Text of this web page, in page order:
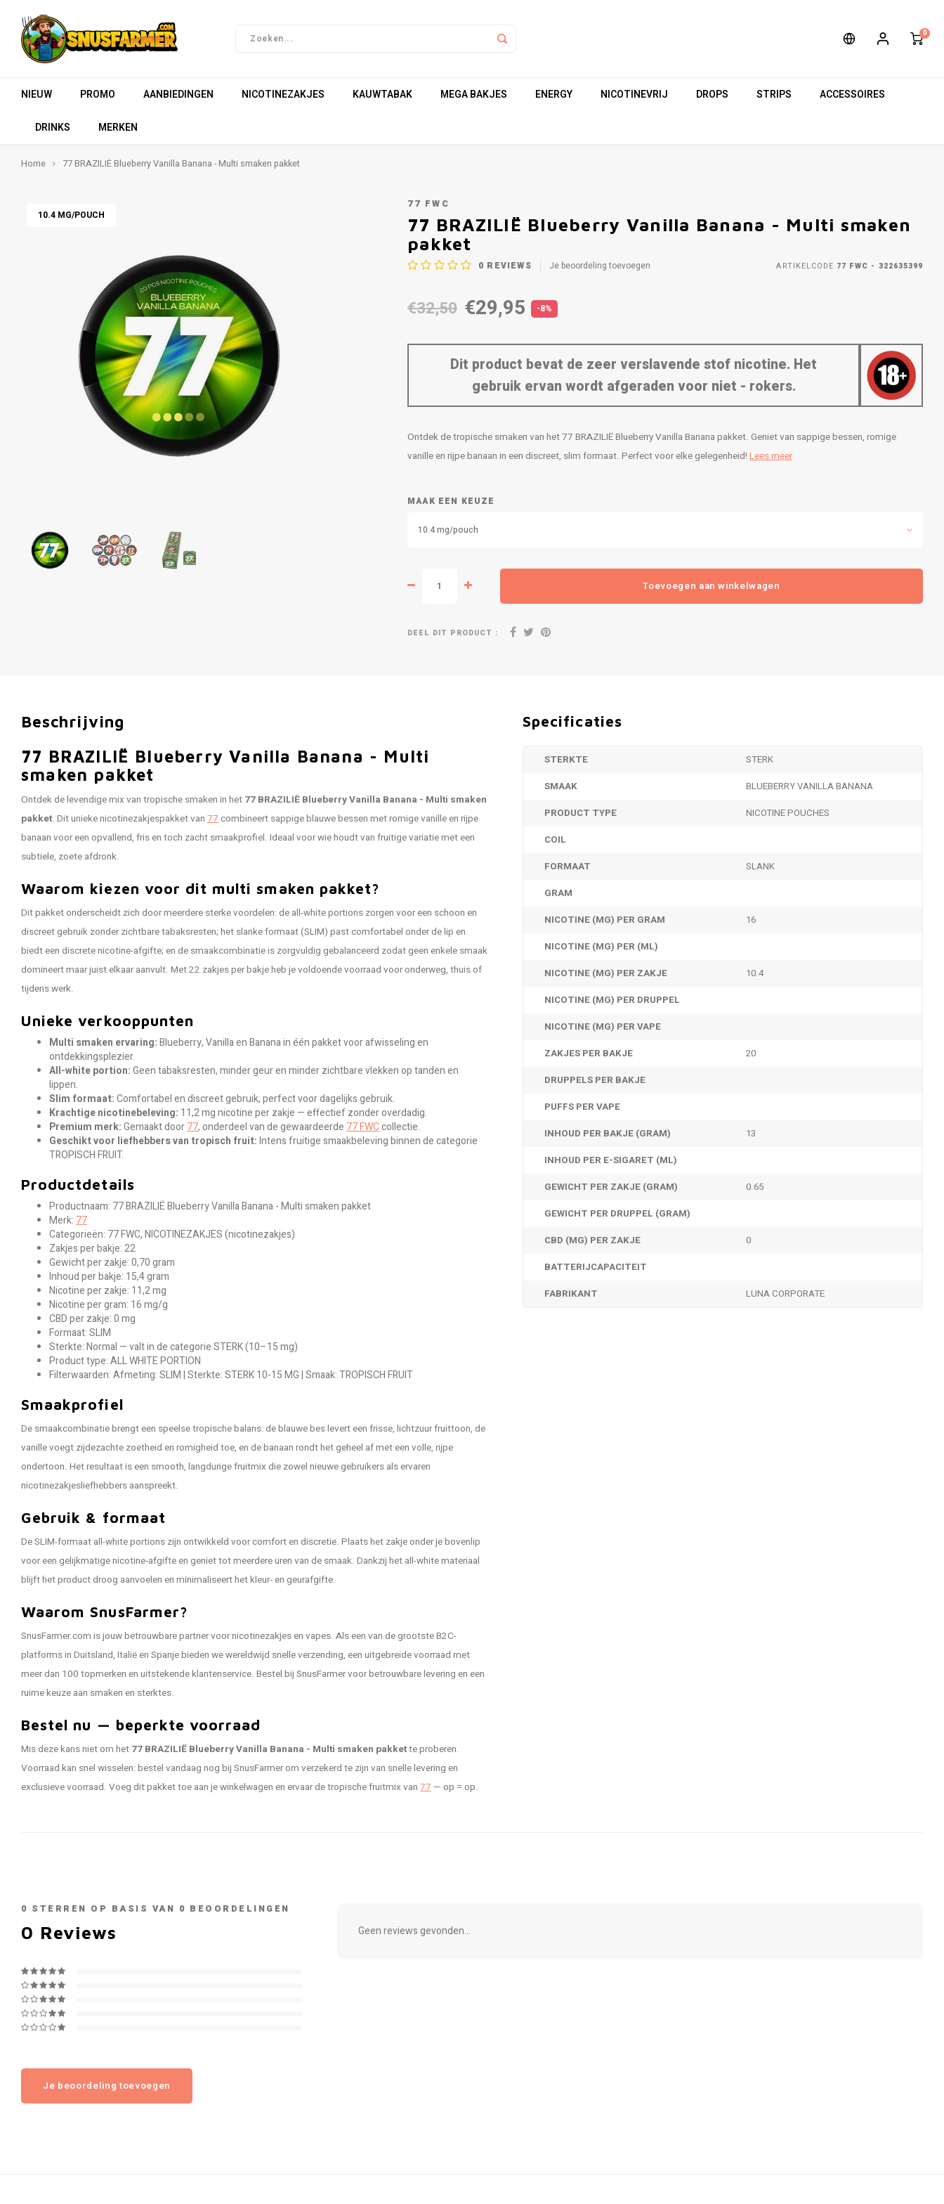
0
NIEUW PROMO AANBIEDINGEN NICOTINEZAKJES KAUWTABAK MEGA BAKJES ENERGY NICOTINEVRIJ DROPS STRIPS ACCESSOIRES
DRINKS MERKEN
Home 77 BRAZILIË Blueberry Vanilla Banana - Multi smaken pakket
10.4 MG/POUCH
77 FWC
77 BRAZILIË Blueberry Vanilla Banana - Multi smaken
pakket
0 REVIEWS Je beoordeling toevoegen ARTIKELCODE 77 FWC - 322635399
€32,50 €29,95 -8%
Dit product bevat de zeer verslavende stof nicotine. Het
gebruik ervan wordt afgeraden voor niet - rokers.
Ontdek de tropische smaken van het 77 BRAZILIË Blueberry Vanilla Banana pakket. Geniet van sappige bessen, romige
vanille en rijpe banaan in een discreet, slim formaat. Perfect voor elke gelegenheid!Lees meer
MAAK EEN KEUZE
10.4 mg/pouch
Toevoegen aan winkelwagen
DEEL DIT PRODUCT :
Beschrijving
77 BRAZILIË Blueberry Vanilla Banana - Multi
smaken pakket
Ontdek de levendige mix van tropische smaken in het 77 BRAZILIË Blueberry Vanilla Banana - Multi smaken
pakket. Dit unieke nicotinezakjespakket van 77combineert sappige blauwe bessen met romige vanille en rijpe
banaan voor een opvallend, fris en toch zacht smaakprofiel. Ideaal voor wie houdt van fruitige variatie met een
subtiele, zoete afdronk.
Waarom kiezen voor dit multi smaken pakket?
Dit pakket onderscheidt zich door meerdere sterke voordelen: de all-white portions zorgen voor een schoon en
discreet gebruik zonder zichtbare tabaksresten; het slanke formaat (SLIM) past comfortabel onder de lip en
biedt een discrete nicotine-afgifte; en de smaakcombinatie is zorgvuldig gebalanceerd zodat geen enkele smaak
domineert maar juist elkaar aanvult. Met 22 zakjes per bakje heb je voldoende voorraad voor onderweg, thuis of
tijdens werk.
Unieke verkooppunten
Multi smaken ervaring:Blueberry, Vanilla en Banana in één pakket voor afwisseling en
ontdekkingsplezier.
All-white portion:Geen tabaksresten, minder geur en minder zichtbare vlekken op tanden en
lippen.
Slim formaat:Comfortabel en discreet gebruik, perfect voor dagelijks gebruik.
Krachtige nicotinebeleving: 11,2 mg nicotine per zakje — effectief zonder overdadig.
Premium merk:Gemaakt door77, onderdeel van de gewaardeerde 77 FWCcollectie.
Geschikt voor liefhebbers van tropisch fruit:Intens fruitige smaakbeleving binnen de categorie
TROPISCH FRUIT.
Productdetails
Productnaam: 77 BRAZILIË Blueberry Vanilla Banana - Multi smaken pakket
Merk: 77
Categorieën: 77 FWC, NICOTINEZAKJES (nicotinezakjes)
Zakjes per bakje: 22
Gewicht per zakje: 0,70 gram
Inhoud per bakje: 15,4 gram
Nicotine per zakje: 11,2 mg
Nicotine per gram: 16 mg/g
CBD per zakje: 0 mg
Formaat: SLIM
Sterkte: Normal — valt in de categorie STERK (10–15 mg)
Product type: ALL WHITE PORTION
Filterwaarden: Afmeting: SLIM | Sterkte: STERK 10-15 MG | Smaak: TROPISCH FRUIT
Smaakprofiel
De smaakcombinatie brengt een speelse tropische balans: de blauwe bes levert een frisse, lichtzuur fruittoon, de
vanille voegt zijdezachte zoetheid en romigheid toe, en de banaan rondt het geheel af met een volle, rijpe
ondertoon. Het resultaat is een smooth, langdurige fruitmix die zowel nieuwe gebruikers als ervaren
nicotinezakjesliefhebbers aanspreekt.
Gebruik & formaat
De SLIM-formaat all-white portions zijn ontwikkeld voor comfort en discretie. Plaats het zakje onder je bovenlip
voor een gelijkmatige nicotine-afgifte en geniet tot meerdere uren van de smaak. Dankzij het all-white materiaal
blijft het product droog aanvoelen en minimaliseert het kleur- en geurafgifte.
Waarom SnusFarmer?
SnusFarmer.com is jouw betrouwbare partner voor nicotinezakjes en vapes. Als een van de grootste B2C-
platforms in Duitsland, Italië en Spanje bieden we wereldwijd snelle verzending, een uitgebreide voorraad met
meer dan 100 topmerken en uitstekende klantenservice. Bestel bij SnusFarmer voor betrouwbare levering en een
ruime keuze aan smaken en sterktes.
Bestel nu — beperkte voorraad
Mis deze kans niet om het 77 BRAZILIË Blueberry Vanilla Banana - Multi smaken pakkette proberen.
Voorraad kan snel wisselen: bestel vandaag nog bij SnusFarmer om verzekerd te zijn van snelle levering en
exclusieve voorraad. Voeg dit pakket toe aan je winkelwagen en ervaar de tropische fruitmix van 77— op = op.
Specificaties
STERKTE
STERK
SMAAK
BLUEBERRY VANILLA BANANA
PRODUCT TYPE
NICOTINE POUCHES
COIL
FORMAAT
SLANK
GRAM
NICOTINE (MG) PER GRAM
16
NICOTINE (MG) PER (ML)
NICOTINE (MG) PER ZAKJE
10.4
NICOTINE (MG) PER DRUPPEL
NICOTINE (MG) PER VAPE
ZAKJES PER BAKJE
20
DRUPPELS PER BAKJE
PUFFS PER VAPE
INHOUD PER BAKJE (GRAM)
13
INHOUD PER E-SIGARET (ML)
GEWICHT PER ZAKJE (GRAM)
0.65
GEWICHT PER DRUPPEL (GRAM)
CBD (MG) PER ZAKJE
0
BATTERIJCAPACITEIT
FABRIKANT
LUNA CORPORATE
0 STERREN OP BASIS VAN 0 BEOORDELINGEN
0 Reviews
Je beoordeling toevoegen
Geen reviews gevonden...